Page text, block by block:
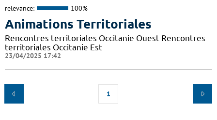
relevance: 100%
Animations Territoriales
Rencontres territoriales Occitanie Ouest Rencontres
territoriales Occitanie Est
23/04/2025 17:42
1